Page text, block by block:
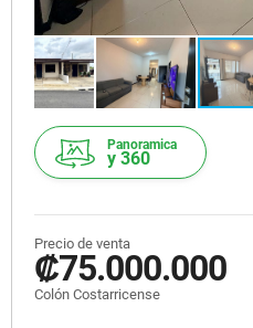
Panoramica
y 360
Precio de venta
₡75.000.000
Colón Costarricense